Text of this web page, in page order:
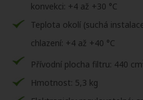
konvekci: +4 až +30 °C
Teplota okolí (suchá
chlazení: +4 až +40 °C
Přívodní plocha filtru: 440 cm
Hmotnost: 5,3 kg